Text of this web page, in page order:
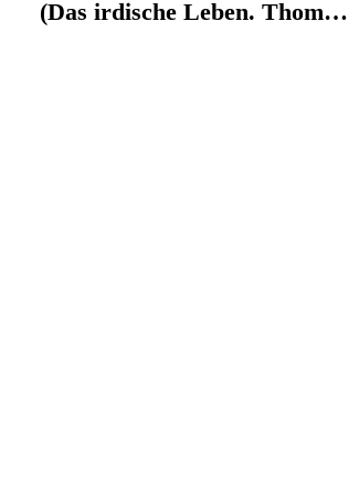
(Das irdische Leben. Thom…